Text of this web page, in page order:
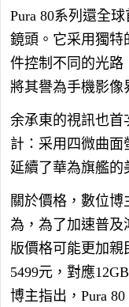
Pura 80系列還全
鏡頭。它采用獨特
件控制不同的光路
將其譽為手機影像
余承東的視訊也首
計：采用四微曲面
延續了華為旗艦的
關於價格，數位
為，為了加速普及
版價格可能更加親
5499元，對應
博主指出，Pura